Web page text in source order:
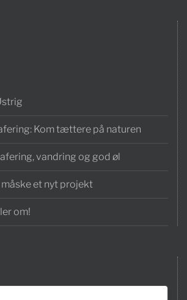
Kom tættere på naturen
vandring og god øl
måske et nyt projekt
om!